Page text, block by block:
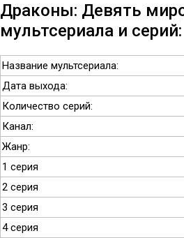
Драконы: Девять
мультсериала и серий:
Название мультсериала:
Дата выхода:
Количество серий:
Канал:
Жанр:
1 серия
2 серия
3 серия
4 серия